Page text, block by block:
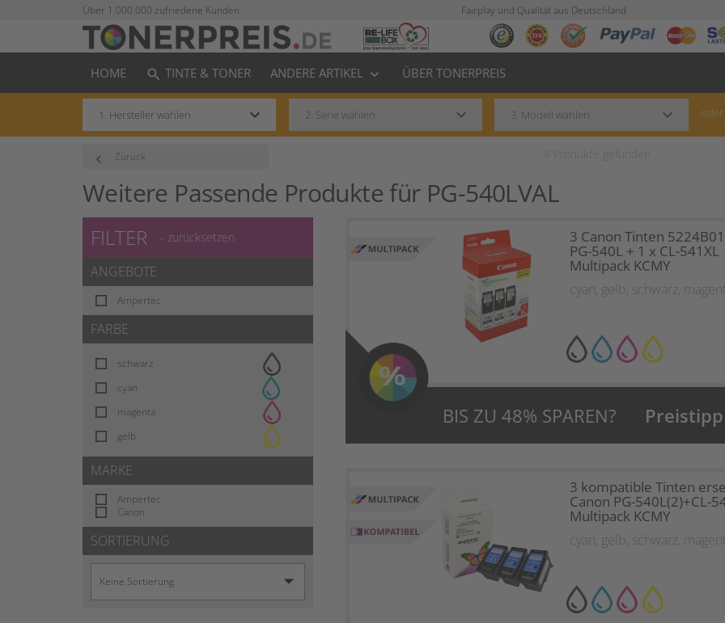
Über 1.000.000 zufriedene Kunden Fairplay und Qualität aus Deutschland
HOME search TINTE & TONER ANDERE ARTIKEL keyboard_arrow_down ÜBER TONERPREIS
keyboard_arrow_down keyboard_arrow_down keyboard_arrow_down oder
Zurück
keyboard_arrow_left
Weitere Passende Produkte für PG-540LVAL
FILTER - zurücksetzen
ANGEBOTE
Ampertec
FARBE
schwarz
cyan
magenta
gelb
MARKE
Ampertec
Canon
SORTIERUNG
3 Canon Tinten
PG-540L + 1 x CL-541XL
Multipack KCMY
cyan, gelb, schwarz,
BIS ZU 48% SPAREN?
3 kompatible Tinten
Canon PG-540L(2)+CL-
Multipack KCMY
cyan, gelb, schwarz,